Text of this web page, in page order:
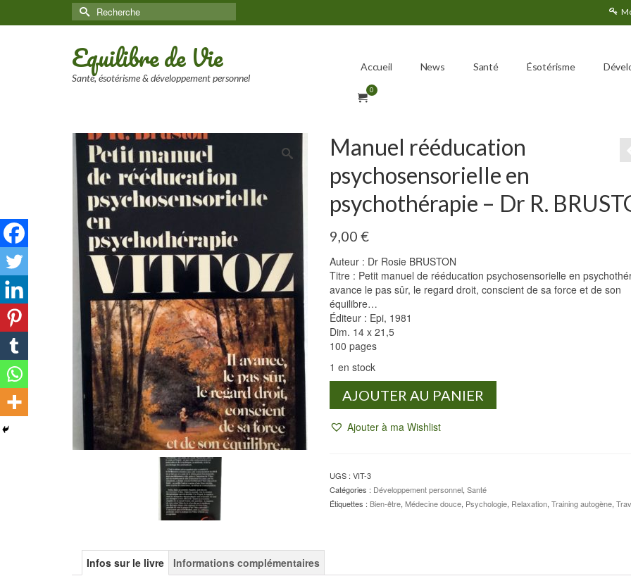
Rechercher :
Equilibre de Vie
Santé, ésotérisme & développement personnel
Accueil News Santé Ésotérisme
0
Manuel rééducation
psychosensorielle en
psychothérapie – Dr R.
9,00 €
Auteur : Dr Rosie BRUSTON
Titre : Petit manuel de rééducation psychosensorielle en
avance le pas sûr, le regard droit, conscient de sa force et de son
équilibre…
Éditeur : Epi, 1981
Dim. 14 x 21,5
100 pages
1 en stock
rééducation
psychothérapie
-
Dr
AJOUTER AU PANIER
Ajouter à ma Wishlist
UGS : VIT-3
Catégories : Développement personnel, Santé
Étiquettes : Bien-être, Médecine douce, Psychologie, Relaxation, Training autogène,
Infos sur le livre Informations complémentaires